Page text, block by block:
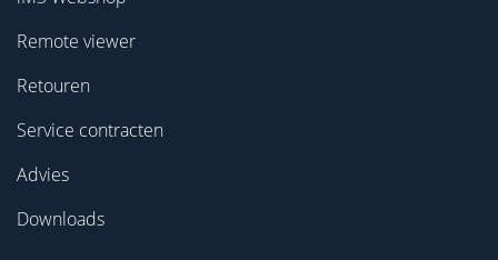
Remote viewer
Retouren
Service contracten
Advies
Downloads